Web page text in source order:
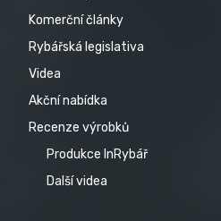
Komerční články
Rybářská legislativa
Videa
Akční nabídka
Recenze výrobků
Produkce InRybář
Další videa